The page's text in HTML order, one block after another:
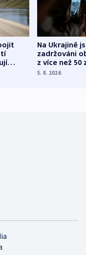
Na Ukrajině
zadržováni
z více než 50
Bojovali na
5. 8. 2026